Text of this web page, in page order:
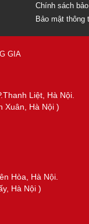
Chính sách
Bảo mật thông
GIA
Liệt, Hà Nội.
Xuân, Hà Nội )
Hòa, Hà Nội.
Hà Nội )